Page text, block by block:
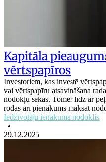
Kapitāla
vērtspapīros
Investoriem, kas investē
vai vērtspapīru atsavināšana
nodokļu sekas. Tomēr līdz ar
rodas arī pienākums maksāt
Iedzīvotāju ienākuma nodoklis
•
29.12.2025